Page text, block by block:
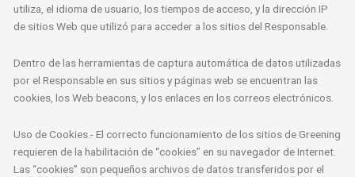
utiliza, el idioma de usuario, los tiempos de acceso, y la dirección IP
de sitios Web que utilizó para acceder a los sitios del Responsable.
Dentro de las herramientas de captura automática de datos utilizadas
por el Responsable en sus sitios y páginas web se encuentran las
cookies, los Web beacons, y los enlaces en los correos electrónicos.
Uso de Cookies.- El correcto funcionamiento de los sitios de Greening
requieren de la habilitación de “cookies” en su navegador de Internet.
Las “cookies” son pequeños archivos de datos transferidos por el